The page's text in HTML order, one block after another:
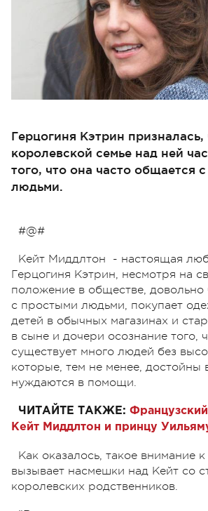
Герцогиня Кэтрин призналась,
королевской семье над ней
того, что она часто общается
людьми.
#@#
Кейт Миддлтон - настоящая
Герцогиня Кэтрин, несмотря на
положение в обществе, довольно
с простыми людьми, покупает
детей в обычных магазинах и
в сыне и дочери осознание того,
существует много людей без
которые, тем не менее, достойны
нуждаются в помощи.
ЧИТАЙТЕ ТАКЖЕ: Французский
Кейт Миддлтон и принцу
Как оказалось, такое внимание
вызывает насмешки над Кейт со
королевских родственников.